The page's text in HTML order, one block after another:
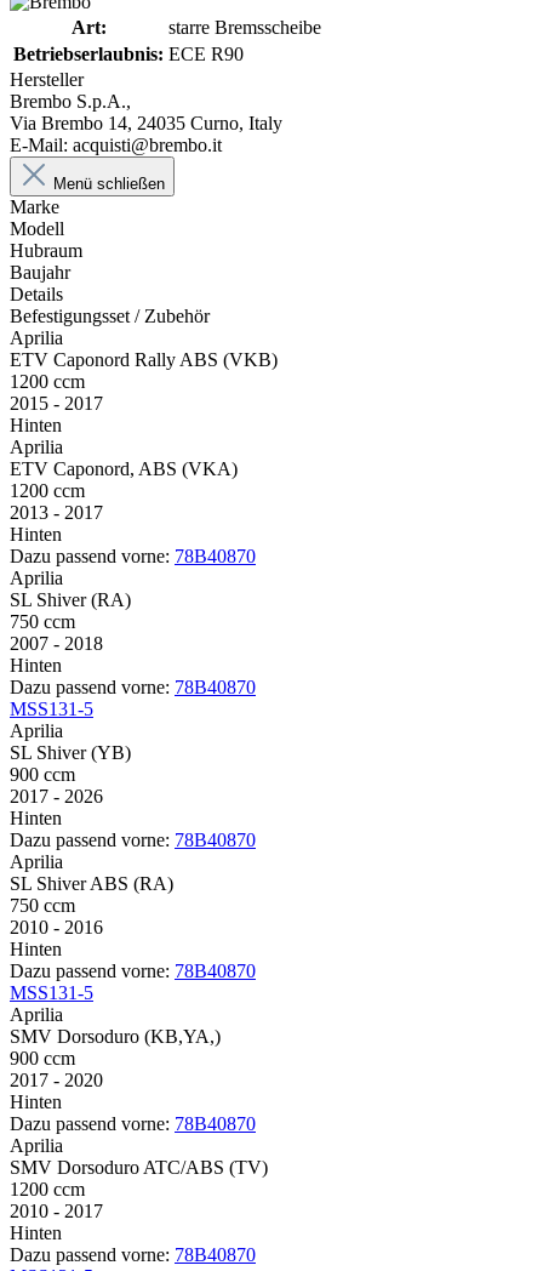
Art:
starre Bremsscheibe
Betriebserlaubnis: ECE R90
Hersteller
Brembo S.p.A.,
Via Brembo 14, 24035 Curno, Italy
E-Mail: acquisti@brembo.it
Menü schließen
Marke
Modell
Hubraum
Baujahr
Details
Befestigungsset / Zubehör
Aprilia
ETV Caponord Rally ABS (VKB)
1200 ccm
2015 - 2017
Hinten
Aprilia
ETV Caponord, ABS (VKA)
1200 ccm
2013 - 2017
Hinten
Dazu passend vorne: 78B40870
Aprilia
SL Shiver (RA)
750 ccm
2007 - 2018
Hinten
Dazu passend vorne: 78B40870
MSS131-5
Aprilia
SL Shiver (YB)
900 ccm
2017 - 2026
Hinten
Dazu passend vorne: 78B40870
Aprilia
SL Shiver ABS (RA)
750 ccm
2010 - 2016
Hinten
Dazu passend vorne: 78B40870
MSS131-5
Aprilia
SMV Dorsoduro (KB,YA,)
900 ccm
2017 - 2020
Hinten
Dazu passend vorne: 78B40870
Aprilia
SMV Dorsoduro ATC/ABS (TV)
1200 ccm
2010 - 2017
Hinten
Dazu passend vorne: 78B40870